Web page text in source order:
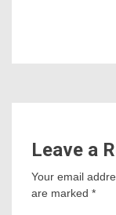
Leave a
Your email
are marked *